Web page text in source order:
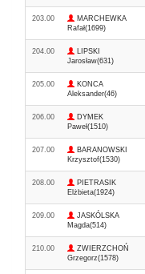
203.00
MARCHEWKA
Rafał(1699)
204.00
LIPSKI
Jarosław(631)
205.00
KONCA
Aleksander(46)
206.00
DYMEK
Paweł(1510)
207.00
BARANOWSKI
Krzysztof(1530)
208.00
PIETRASIK
Elżbieta(1924)
209.00
JASKÓLSKA
Magda(514)
210.00
ZWIERZCHOŃ
Grzegorz(1578)